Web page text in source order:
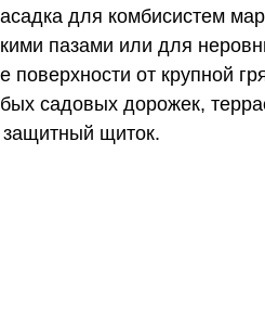
для комбисистем
пазами или для
от крупной
садовых дорожек,
щиток.